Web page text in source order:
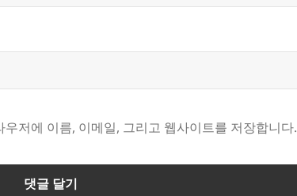
저에 이름, 이메일, 그리고 웹사이트를 저장합니다.